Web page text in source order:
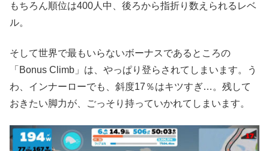
もちろん順位は400人中、後ろから指折り数えられるレベ
ル。
そして世界で最もいらないボーナスであるところの
「Bonus Climb」は、やっぱり登らされてしまいます。う
わ、インナーローでも、斜度17％はキツすぎ…。残して
おきたい脚力が、ごっそり持っていかれてしまいます。